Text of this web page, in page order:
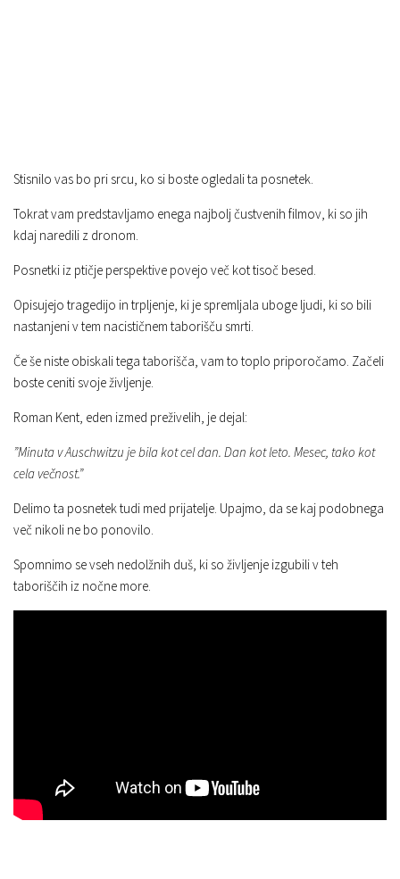
Stisnilo vas bo pri srcu, ko si boste ogledali ta posnetek.
Tokrat vam predstavljamo enega najbolj čustvenih filmov, ki so jih
kdaj naredili z dronom.
Posnetki iz ptičje perspektive povejo več kot tisoč besed.
Opisujejo tragedijo in trpljenje, ki je spremljala uboge ljudi, ki so bili
nastanjeni v tem nacističnem taborišču smrti.
Če še niste obiskali tega taborišča, vam to toplo priporočamo. Začeli
boste ceniti svoje življenje.
Roman Kent, eden izmed preživelih, je dejal:
”Minuta v Auschwitzu je bila kot cel dan. Dan kot leto. Mesec, tako kot
cela večnost.”
Delimo ta posnetek tudi med prijatelje. Upajmo, da se kaj podobnega
več nikoli ne bo ponovilo.
Spomnimo se vseh nedolžnih duš, ki so življenje izgubili v teh
taboriščih iz nočne more.